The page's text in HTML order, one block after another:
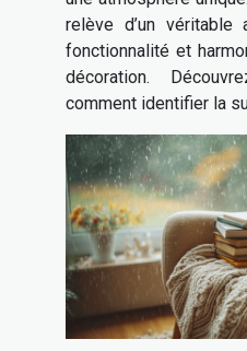
relève d’un véritable
fonctionnalité et
décoration.
comment identifier la